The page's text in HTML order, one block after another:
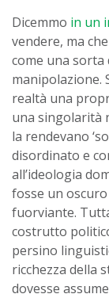
Dicemmo in un
vendere, ma
come una
manipolazione.
realtà una
una singolarità
la rendevano
disordinato e
all’ideologia
fosse un
fuorviante.
costrutto
persino
ricchezza della
dovesse